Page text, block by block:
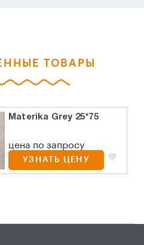
ТОВАРЫ
Materika Grey 25*75
цена по запросу
УЗНАТЬ ЦЕНУ